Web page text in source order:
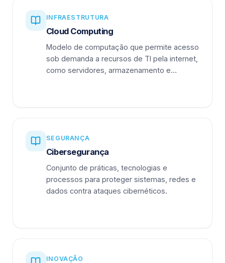
INFRAESTRUTURA
Cloud Computing
Modelo de computação que permite acesso
sob demanda a recursos de TI pela internet,
como servidores, armazenamento e
SEGURANÇA
Cibersegurança
Conjunto de práticas, tecnologias e
processos para proteger sistemas, redes e
dados contra ataques cibernéticos.
INOVAÇÃO